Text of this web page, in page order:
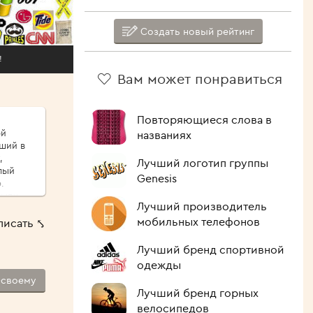
в
⤣
Создать новый рейтинг
Вам может понравиться
Повторяющиеся слова в
названиях
Лучший логотип группы
Genesis
Лучший производитель
мобильных телефонов
Лучший бренд спортивной
одежды
Лучший бренд горных
велосипедов